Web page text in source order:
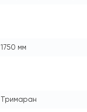
1750 мм
Тримаран